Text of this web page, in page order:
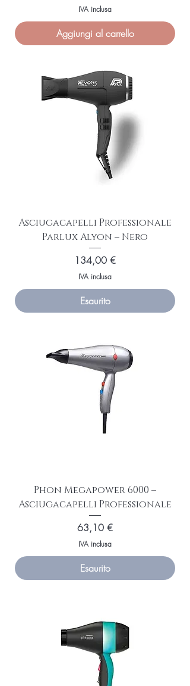
IVA inclusa
Aggiungi al carrello
Asciugacapelli Professionale
Parlux Alyon – Nero
Prezzo
134,00 €
IVA inclusa
Esaurito
Phon Megapower 6000 –
Asciugacapelli Professionale
Prezzo
63,10 €
IVA inclusa
Esaurito